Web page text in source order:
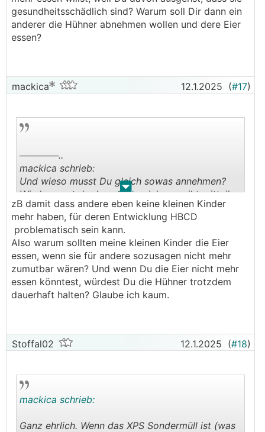
gesundheitsschädlich sind? Warum soll Dir dann ein
anderer die Hühner abnehmen wollen und dere Eier
essen?
mackica 12.1.2025 (#17)
. .
──────..
mackica schrieb:
Und wieso musst Du gleich sowas annehmen?
Wie kommst du darauf dass ich es nciht mitteilen
würde? *kopfschüttel* Oder meinst Du es würde
im Wissen um das XPS keiner die Hühnner
nehmen?
───────────────
Dann ließ Dir halt Deine Aussagen noch mal
durch. Du schreibst davon die Hühner zu
entsorgen. Alternativ würdest Du sie
essen willst, weil Du davon ausgehst, dass sie
gesundheitsschädlich sind? Warum soll Dir dann
dere Eier essen?
zB damit dass andere eben keine kleinen Kinder
mehr haben, für deren Entwicklung HBCD
problematisch sein kann.
Also warum sollten meine kleinen Kinder die Eier
essen, wenn sie für andere sozusagen nicht mehr
zumutbar wären? Und wenn Du die Eier nicht mehr
essen könntest, würdest Du die Hühner trotzdem
dauerhaft halten? Glaube ich kaum.
Stoffal02 12.1.2025 (#18)
mackica schrieb:
Ganz ehrlich. Wenn das XPS Sondermüll ist (was